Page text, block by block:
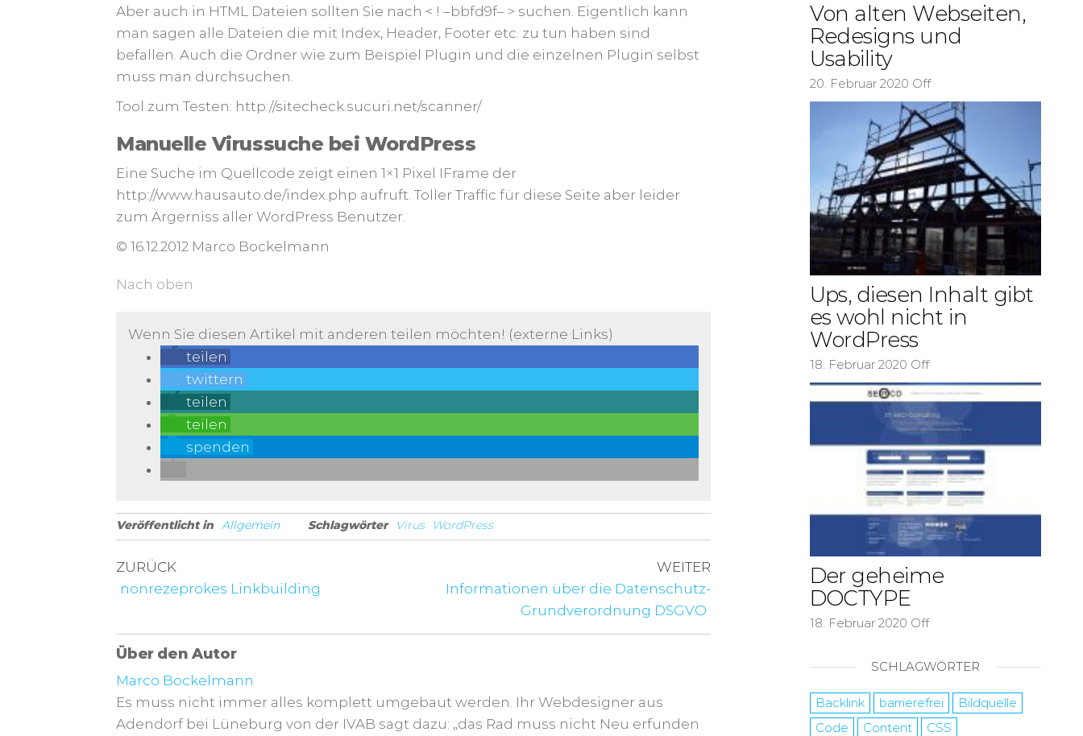
Aber auch in HTML Dateien sollten Sie nach < ! –bbfd9f– > suchen. Eigentlich kann
man sagen alle Dateien die mit Index, Header, Footer etc. zu tun haben sind
befallen. Auch die Ordner wie zum Beispiel Plugin und die einzelnen Plugin selbst
muss man durchsuchen.
Tool zum Testen: http://sitecheck.sucuri.net/scanner/
Manuelle Virussuche bei WordPress
Eine Suche im Quellcode zeigt einen 1×1 Pixel IFrame der
http://www.hausauto.de/index.php aufruft. Toller Traffic für diese Seite aber leider
zum Ärgerniss aller WordPress Benutzer.
© 16.12.2012 Marco Bockelmann
Nach oben
Wenn Sie diesen Artikel mit anderen teilen möchten! (externe Links)
teilen
twittern
teilen
teilen
spenden
Veröffentlicht in Allgemein Schlagwörter Virus WordPress
Beitragsnavigation
Vorheriger Beitrag
ZURÜCK
nonrezeprokes Linkbuilding
Nächster Beitrag
WEITER
Informationen über die Datenschutz-
Grundverordnung DSGVO
Über den Autor
Marco Bockelmann
Es muss nicht immer alles komplett umgebaut werden. Ihr Webdesigner aus
Adendorf bei Lüneburg von der IVAB sagt dazu: „das Rad muss nicht Neu erfunden
Von alten Webseiten,
Redesigns und
Usability
20. Februar 2020 Off
Ups, diesen Inhalt gibt
es wohl nicht in
WordPress
18. Februar 2020 Off
Der geheime
DOCTYPE
18. Februar 2020 Off
SCHLAGWÖRTER
Backlink barrierefrei
Bildquelle
Code
Content
CSS